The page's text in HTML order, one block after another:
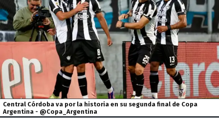
Central Córdoba va por la historia en su segunda final de Copa
Argentina - @Copa_Argentina